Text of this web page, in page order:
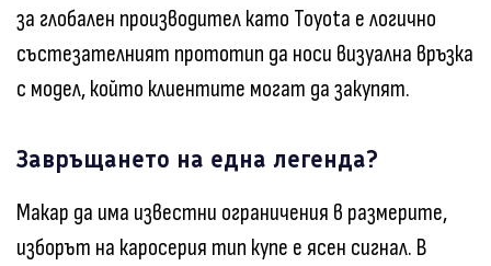
за глобален производител като Toyota е логично
състезателният прототип да носи визуална връзка
с модел, който клиентите могат да закупят.
Завръщането на една легенда?
Макар да има известни ограничения в размерите,
изборът на каросерия тип купе е ясен сигнал. В